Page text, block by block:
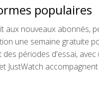
populaires
nouveaux abonnés,
une semaine gratuite
périodes d'essai,
JustWatch